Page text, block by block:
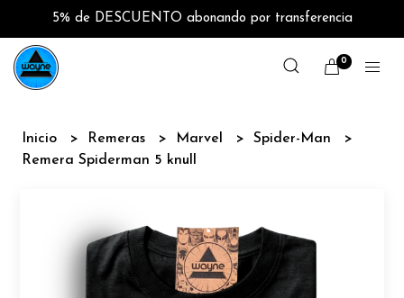
5% de DESCUENTO abonando por transferencia
0
Inicio Remeras Marvel
Spider-Man
Remera Spiderman 5 knull